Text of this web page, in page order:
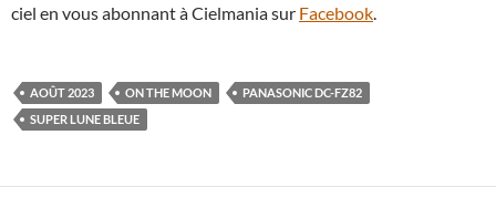
ciel en vous abonnant à Cielmania sur Facebook
AOÛT 2023 ON THE MOON
PANASONIC DC-FZ82
SUPER LUNE BLEUE